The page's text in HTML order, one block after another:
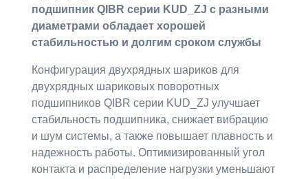
подшипник QIBR серии KUD_ZJ с разными
диаметрами обладает хорошей
стабильностью и долгим сроком службы
Конфигурация двухрядных шариков для
двухрядных шариковых поворотных
подшипников QIBR серии KUD_ZJ улучшает
стабильность подшипника, снижает вибрацию
и шум системы, а также повышает плавность и
надежность работы. Оптимизированный угол
контакта и распределение нагрузки уменьшают